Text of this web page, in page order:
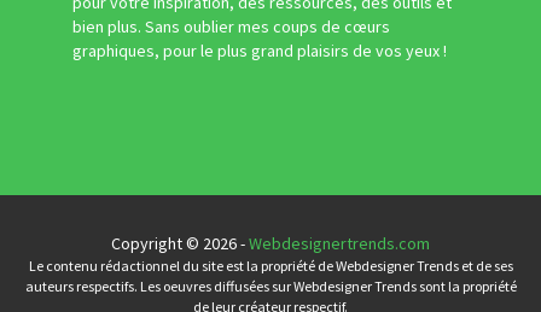
bien plus. Sans oublier mes coups de cœurs
graphiques, pour le plus grand plaisirs de vos yeux !
Copyright © 2026 -Webdesignertrends.com
Le contenu rédactionnel du site est la propriété de Webdesigner Trends et de ses
auteurs respectifs. Les oeuvres diffusées sur Webdesigner Trends sont la propriété
de leur créateur respectif.